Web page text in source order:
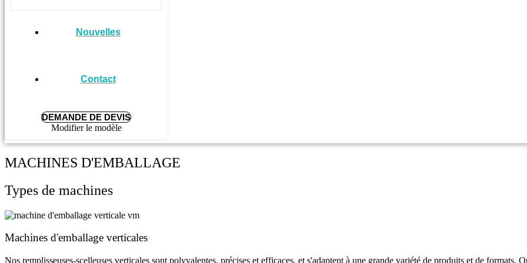
Nouvelles
Contact
DEMANDE DE DEVIS
Modifier le modèle
MACHINES D'EMBALLAGE
Types de machines
Machines d'emballage verticales
Nos remplisseuses-scelleuses verticales sont polyvalentes, précises et efficaces, et s'adaptent à une grande variété de produits et de formats.